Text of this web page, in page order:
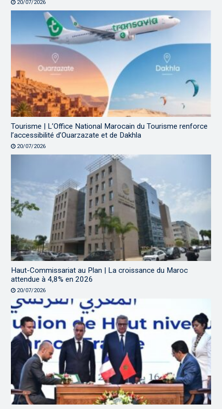
20/07/2026
Tourisme | L’Office National Marocain du Tourisme renforce
l’accessibilité d’Ouarzazate et de Dakhla
20/07/2026
Haut-Commissariat au Plan | La croissance du Maroc
attendue à 4,8% en 2026
20/07/2026